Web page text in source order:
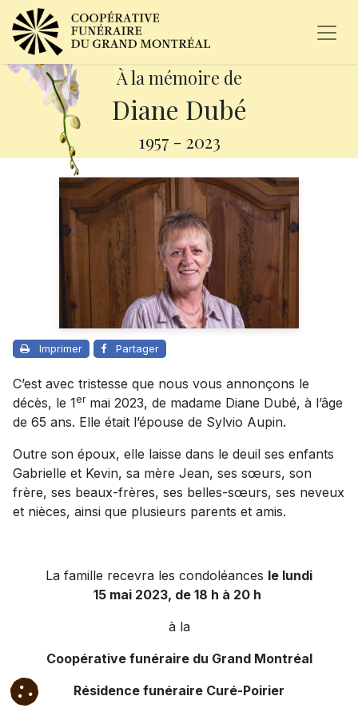
À la mémoire de
Diane Dubé
1957 - 2023
Imprimer Partager
C’est avec tristesse que nous vous annonçons le
décès, le 1ermai 2023, de madame Diane Dubé, à l’âge
de 65 ans. Elle était l’épouse de Sylvio Aupin.
Outre son époux, elle laisse dans le deuil ses enfants
Gabrielle et Kevin, sa mère Jean, ses sœurs, son
frère, ses beaux-frères, ses belles-sœurs, ses neveux
et nièces, ainsi que plusieurs parents et amis.
La famille recevra les condoléances le lundi
15 mai 2023, de 18 h à 20 h
à la
Coopérative funéraire du Grand Montréal
Résidence funéraire Curé-Poirier